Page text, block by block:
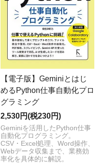
【電子版】Geminiとはじ
めるPython仕事自動化プロ
グラミング
2,530円(税230円)
Geminiを活用したPython仕事
自動化プログラミング。
CSV・Excel処理、Word操作、
Webデータ収集まで、業務効
率化を具体的に解説。